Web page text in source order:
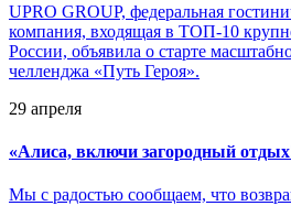
UPRO GROUP, федеральная
компания, входящая в ТОП-10
России, объявила о старте
челленджа «Путь Героя».
29 апреля
«Алиса, включи загородный
Мы с радостью сообщаем, что